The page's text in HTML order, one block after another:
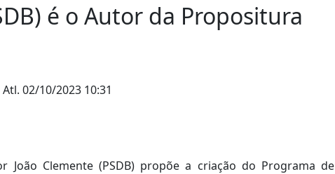
é o Autor da Propositura
Atl. 02/10/2023 10:31
João Clemente (PSDB) propõe a criação do Programa de